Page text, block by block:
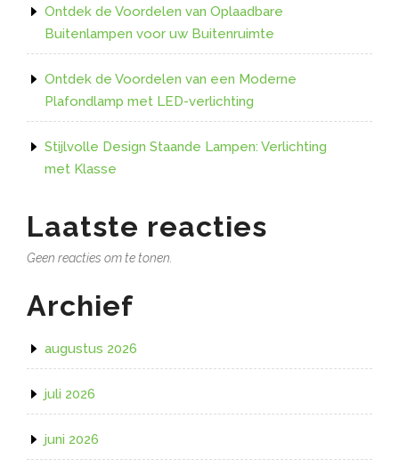
Ontdek de Voordelen van Oplaadbare
Buitenlampen voor uw Buitenruimte
Ontdek de Voordelen van een Moderne
Plafondlamp met LED-verlichting
Stijlvolle Design Staande Lampen: Verlichting
met Klasse
Laatste reacties
Geen reacties om te tonen.
Archief
augustus 2026
juli 2026
juni 2026